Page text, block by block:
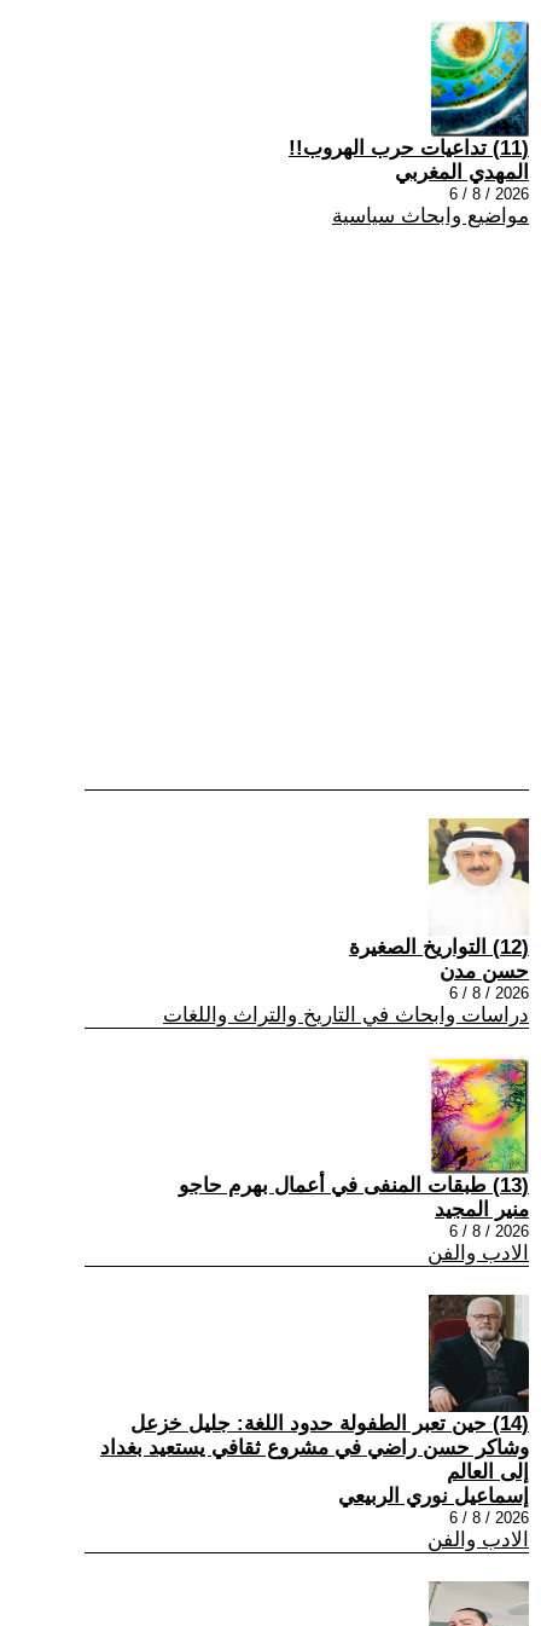
(11) تداعيات حرب الهروب!!
المهدي المغربي
2026 / 8 / 6
مواضيع وابحاث سياسية
(12) التواريخ الصغيرة
حسن مدن
2026 / 8 / 6
دراسات وابحاث في التاريخ والتراث واللغات
(13) طبقات المنفى في أعمال بهرم حاجو
منير المجيد
2026 / 8 / 6
الادب والفن
(14) حين تعبر الطفولة حدود اللغة: جليل خزعل
وشاكر حسن راضي في مشروع ثقافي يستعيد بغداد
إلى العالم
إسماعيل نوري الربيعي
2026 / 8 / 6
الادب والفن